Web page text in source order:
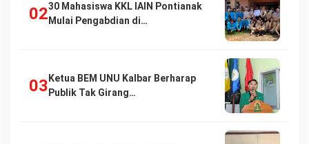
30 Mahasiswa KKL IAIN Pontianak
Mulai Pengabdian di…
Ketua BEM UNU Kalbar Berharap
Publik Tak Girang…